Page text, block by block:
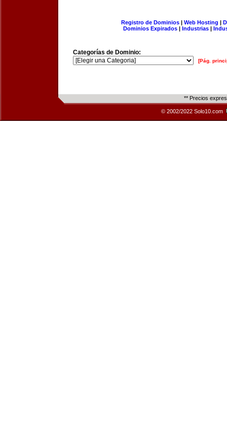
Registro de Dominios| Web Hosting |
Dominios Expirados | Industrias |
Categorías de Dominio:
[Pág.
** Precios
© 2002/2022 Solo10.com